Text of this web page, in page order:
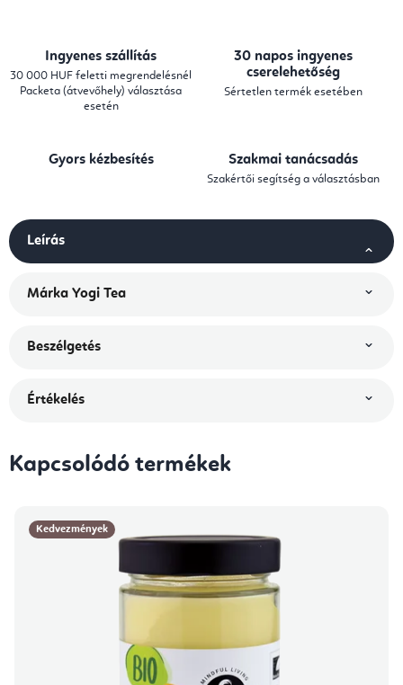
Ingyenes szállítás
30 000 HUF feletti megrendelésnél
Packeta (átvevőhely) választása
esetén
30 napos ingyenes
cserelehetőség
Sértetlen termék esetében
Gyors kézbesítés Szakmai tanácsadás
Szakértői segítség a választásban
Leírás
Márka Yogi Tea
Beszélgetés
Értékelés
Kapcsolódó termékek
Kedvezmények